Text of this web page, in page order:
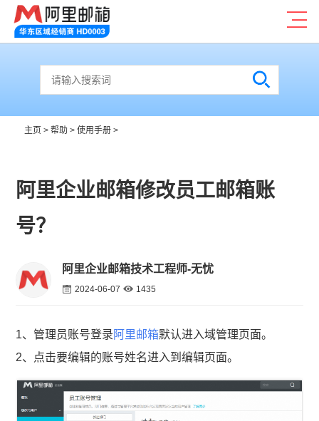
主页 > 帮助> 使用手册>
阿里企业邮箱修改员工邮箱账
号？
阿里企业邮箱技术工程师-无忧
2024-06-07 1435
1、管理员账号登录 阿里邮箱默认进入域管理页面。
2、点击要编辑的账号姓名进入到编辑页面。